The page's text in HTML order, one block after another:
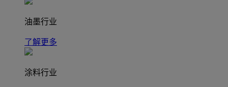
油墨行业
了解更多
涂料行业